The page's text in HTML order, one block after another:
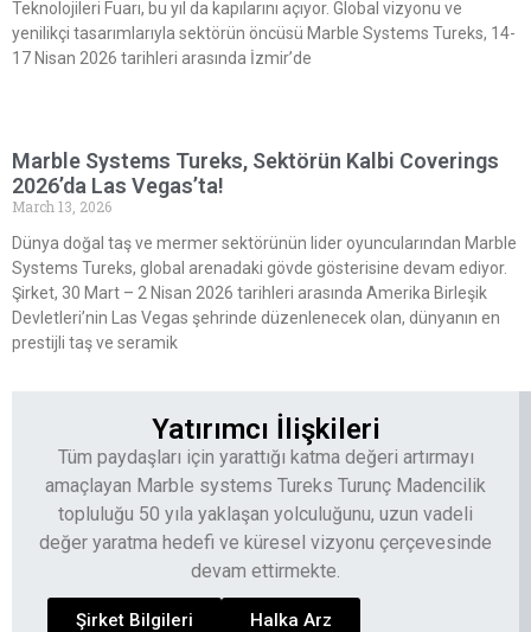
Teknolojileri Fuarı, bu yıl da kapılarını açıyor. Global vizyonu ve
yenilikçi tasarımlarıyla sektörün öncüsü Marble Systems Tureks, 14-
17 Nisan 2026 tarihleri arasında İzmir’de
Marble Systems Tureks, Sektörün Kalbi Coverings
2026’da Las Vegas’ta!
March 13, 2026
Dünya doğal taş ve mermer sektörünün lider oyuncularından Marble
Systems Tureks, global arenadaki gövde gösterisine devam ediyor.
Şirket, 30 Mart – 2 Nisan 2026 tarihleri arasında Amerika Birleşik
Devletleri’nin Las Vegas şehrinde düzenlenecek olan, dünyanın en
prestijli taş ve seramik
Yatırımcı İlişkileri
Tüm paydaşları için yarattığı katma değeri artırmayı
amaçlayan Marble systems Tureks Turunç Madencilik
topluluğu 50 yıla yaklaşan yolculuğunu, uzun vadeli
değer yaratma hedefi ve küresel vizyonu çerçevesinde
devam ettirmekte.
Şirket Bilgileri Halka Arz